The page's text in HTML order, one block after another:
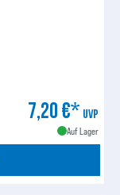
7,20 €* UVP
Auf Lager